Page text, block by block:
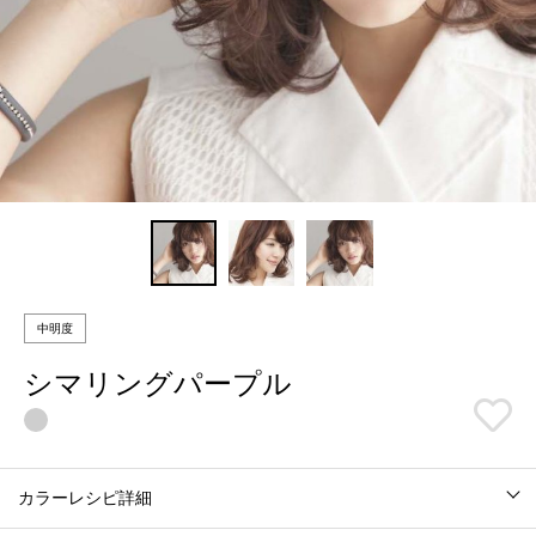
中明度
シマリングパープル
カラーレシピ詳細